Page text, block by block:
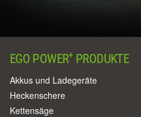
EGO POWER+PRODUKTE
Akkus und Ladegeräte
Heckenschere
Kettensäge